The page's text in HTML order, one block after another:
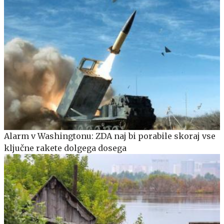
Alarm v Washingtonu: ZDA naj bi porabile skoraj vse
ključne rakete dolgega dosega